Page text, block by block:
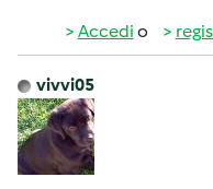
Accedi o
vivvi05